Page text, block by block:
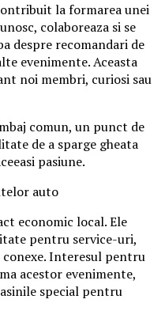
la formarea unei
colaboreaza si se
despre recomandari de
evenimente. Aceasta
noi membri, curiosi sau
comun, un punct de
de a sparge gheata
pasiune.
auto
economic local. Ele
pentru service-uri,
conexe. Interesul pentru
acestor evenimente,
special pentru